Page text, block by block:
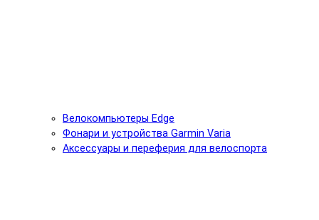
Велокомпьютеры Edge
Фонари и устройства Garmin Varia
Аксессуары и переферия для велоспорта